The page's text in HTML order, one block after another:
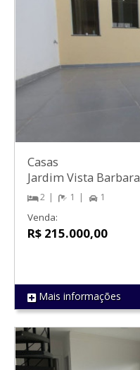
REF 1208
Casas
Jardim Vista Barbara
2 1 1
Venda:
R$ 215.000,00
Mais informações